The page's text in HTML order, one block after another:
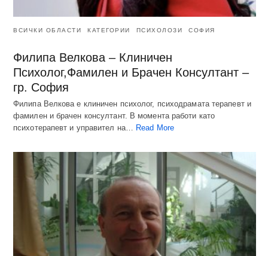
ВСИЧКИ ОБЛАСТИ КАТЕГОРИИ ПСИХОЛОЗИ СОФИЯ
Филипа Велкова – Клиничен
Психолог,Фамилен и Брачен Консултант –
гр. София
Филипа Велкова е клиничен психолог, психодрамата терапевт и
фамилен и брачен консултант. В момента работи като
психотерапевт и управител на…
Read More